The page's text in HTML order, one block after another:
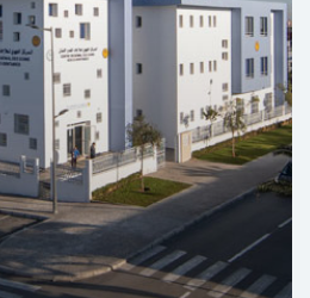
Solicode de Tánger